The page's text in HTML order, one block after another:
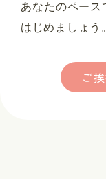
あなたのペース
はじめましょう
ご